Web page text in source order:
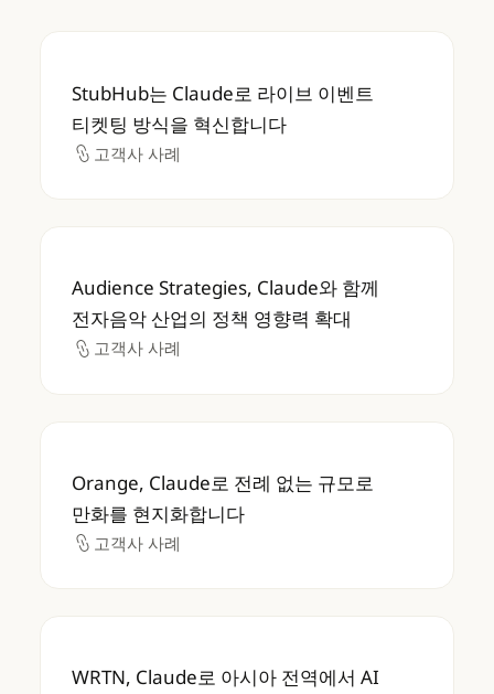
StubHub는 Claude로 라이브 이벤트 티켓팅
StubHub는 Claude로 라이브 이벤트
티켓팅 방식을 혁신합니다
고객사 사례
고객사 사례
Audience Strategies, Claude와 함께 전자음
Audience Strategies, Claude와 함께
전자음악 산업의 정책 영향력 확대
고객사 사례
고객사 사례
Orange, Claude로 전례 없는 규모로 만화를
Orange, Claude로 전례 없는 규모로
만화를 현지화합니다
고객사 사례
고객사 사례
WRTN, Claude로 아시아 전역에서 AI 엔터
WRTN, Claude로 아시아 전역에서 AI